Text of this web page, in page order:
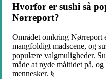
Hvorfor er sushi så
Nørreport?
Området omkring Nørreport
mangfoldigt madscene, og
populære valgmuligheder.
måde at nyde måltidet på,
mennesker. §